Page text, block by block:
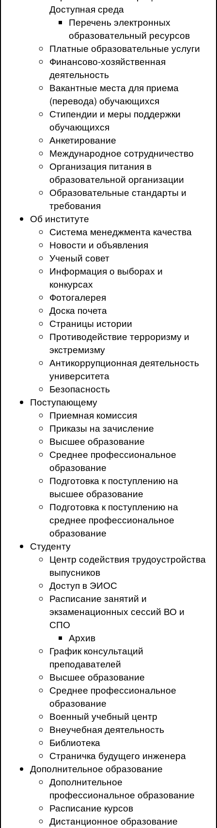
Доступная среда
Перечень электронных
образовательный ресурсов
Платные образовательные услуги
Финансово-хозяйственная
деятельность
Вакантные места для приема
(перевода) обучающихся
Стипендии и меры поддержки
обучающихся
Анкетирование
Международное сотрудничество
Организация питания в
образовательной организации
Образовательные стандарты и
требования
Об институте
Система менеджмента качества
Новости и объявления
Ученый совет
Информация о выборах и
конкурсах
Фотогалерея
Доска почета
Страницы истории
Противодействие терроризму и
экстремизму
Антикоррупционная деятельность
университета
Безопасность
Поступающему
Приемная комиссия
Приказы на зачисление
Высшее образование
Среднее профессиональное
образование
Подготовка к поступлению на
высшее образование
Подготовка к поступлению на
среднее профессиональное
образование
Студенту
Центр содействия трудоустройства
выпусников
Доступ в ЭИОС
Расписание занятий и
экзаменационных сессий ВО и
СПО
Архив
График консультаций
преподавателей
Высшее образование
Среднее профессиональное
образование
Военный учебный центр
Внеучебная деятельность
Библиотека
Страничка будущего инженера
Дополнительное образование
Дополнительное
профессиональное образование
Расписание курсов
Дистанционное образование